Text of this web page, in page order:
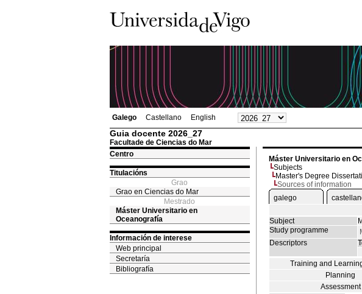
Galego Castellano English
Guia docente 2026_27
Facultade de Ciencias do Mar
Centro
Titulacións
Grao
Grao en Ciencias do Mar
Mestrado
Máster Universitario en
Oceanografía
Información de interese
Web principal
Secretaría
Bibliografía
Máster Universitario en
Subjects
Master's Degree
Sources of information
galego
Subject
Study programme
Descriptors
Training and
Planning
Assessment